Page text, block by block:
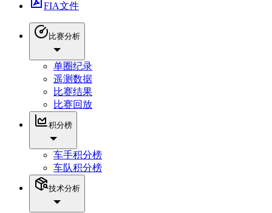
FIA文件
比赛分析
单圈纪录
遥测数据
比赛结果
比赛回放
积分榜
车手积分榜
车队积分榜
技术分析